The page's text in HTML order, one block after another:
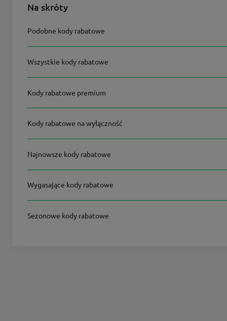
Na skróty
Podobne kody rabatowe
Wszystkie kody rabatowe
Kody rabatowe premium
Kody rabatowe na wyłączność
Najnowsze kody rabatowe
Wygasające kody rabatowe
Sezonowe kody rabatowe